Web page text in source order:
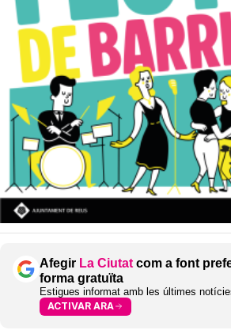
Afegir La Ciutat com a font
forma gratuïta
Estigues informat amb les últimes
ACTIVAR ARA